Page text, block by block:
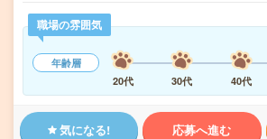
職場の雰囲気
年齢層
20代
30代 40代
気になる! 応募へ進む